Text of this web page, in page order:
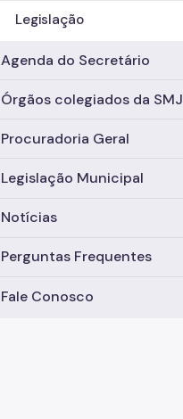
Legislação
Agenda do Secretário
Órgãos colegiados da SMJ
Procuradoria Geral
Legislação Municipal
Notícias
Perguntas Frequentes
Fale Conosco